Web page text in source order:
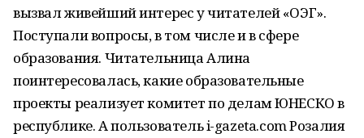
вызвал живейший интерес у читателей «ОЭГ».
Поступали вопросы, в том числе и в сфере
образования. Читательница Алина
поинтересовалась, какие образовательные
проекты реализует комитет по делам ЮНЕСКО в
республике. А пользовательi-gazeta.comРозалия